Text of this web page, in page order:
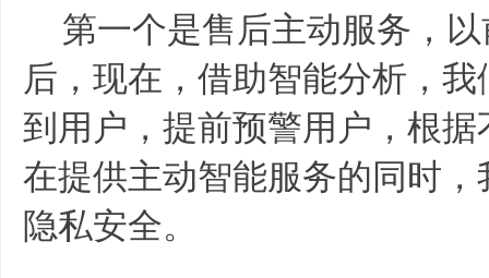
第一个是售后主动服务，
后，现在，借助智能分析，
到用户，提前预警用户，根
在提供主动智能服务的同时
隐私安全。